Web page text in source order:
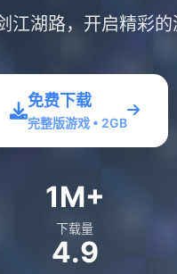
江湖路，开启精彩
免费下载
完整版游戏 • 2GB
1M+
下载量
4.9